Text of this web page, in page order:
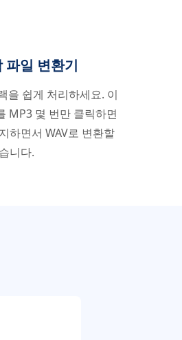
파일 변환기
을 쉽게 처리하세요. 이
MP3 몇 번만 클릭하면
하면서 WAV로 변환할
니다.